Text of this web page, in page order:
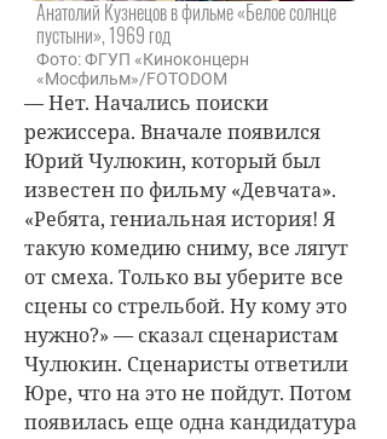
Анатолий Кузнецов в фильме «Белое солнце
пустыни», 1969 год
Фото: ФГУП «Киноконцерн
«Мосфильм»/FOTODOM
— Нет. Начались поиски
режиссера. Вначале появился
Юрий Чулюкин, который был
известен по фильму «Девчата».
«Ребята, гениальная история! Я
такую комедию сниму, все лягут
от смеха. Только вы уберите все
сцены со стрельбой. Ну кому это
нужно?» — сказал сценаристам
Чулюкин. Сценаристы ответили
Юре, что на это не пойдут. Потом
появилась еще одна кандидатура